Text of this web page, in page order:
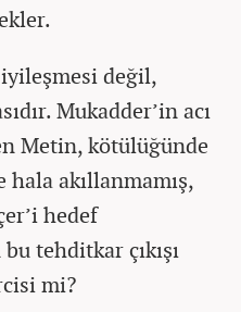
değil,
Mukadder’in acı
Metin, kötülüğünde
hala akıllanmamış,
hedef
tehditkar çıkışı
mi?